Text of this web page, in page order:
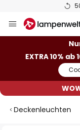
Inhalt
EXTRA 10% ab
Deckenleuchten